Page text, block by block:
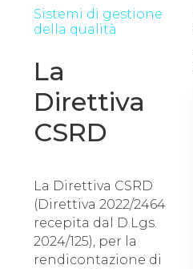
Sistemi di gestione
della qualità
La
Direttiva
CSRD
La Direttiva CSRD
(Direttiva 2022/2464
recepita dal D.Lgs.
2024/125), per la
rendicontazione di